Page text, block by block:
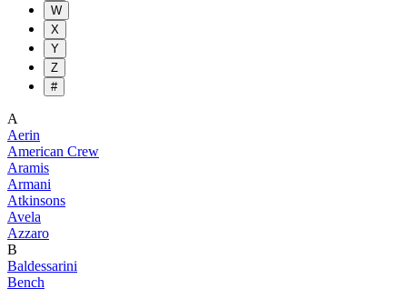
W
X
Y
Z
#
A
Aerin
American Crew
Aramis
Armani
Atkinsons
Avela
Azzaro
B
Baldessarini
Bench